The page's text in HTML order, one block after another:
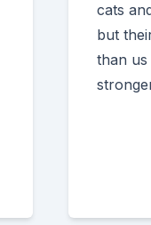
cats
but
than us